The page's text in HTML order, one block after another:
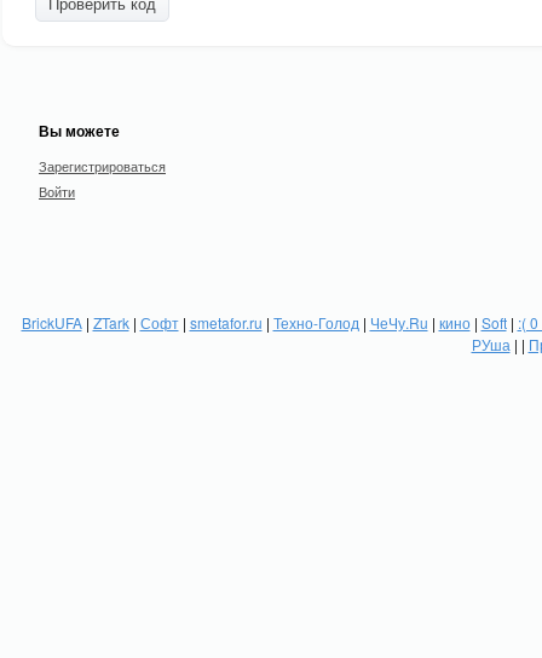
Вы можете
Зарегистрироваться
Войти
BrickUFA| ZTark| Софт| smetafor.ru | Техно-Голод | ЧеЧу.Ru | кино| Soft| :(
РУша | |